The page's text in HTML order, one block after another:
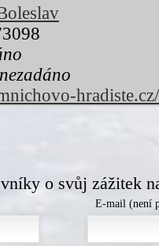
nezadáno
hradiste.cz/
o svůj zážitek
E-mail (není